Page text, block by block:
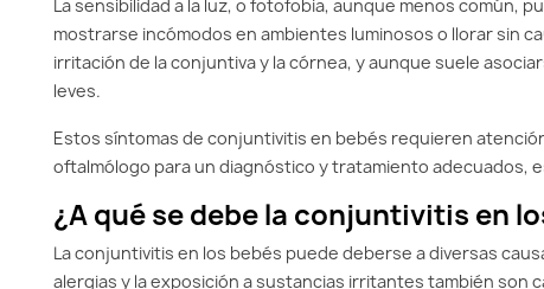
La sensibilidad a la luz, o fotofobia, aunque menos común,
mostrarse incómodos en ambientes luminosos o llorar sin
irritación de la conjuntiva y la córnea, y aunque suele
leves.
Estos síntomas de conjuntivitis en bebés requieren
oftalmólogo para un diagnóstico y tratamiento adecuados,
¿A qué se debe la conjuntivitis en
La conjuntivitis en los bebés puede deberse a diversas
alergias y la exposición a sustancias irritantes también son